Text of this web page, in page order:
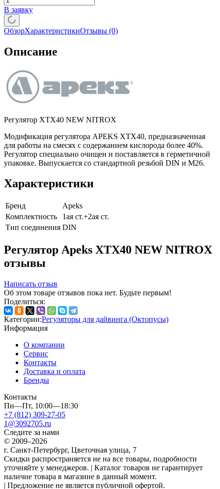
В заявку
ОбзорХарактеристикиОтзывы (0)
Описание
Регулятор XTX40 NEW NITROX
Модификация регулятора APEKS XTX40, предназначенная
для работы на смесях с содержанием кислорода более 40%.
Регулятор специально очищен и поставляется в герметичной
упаковке. Выпускается со стандартной резьбой DIN и М26.
Характеристики
Бренд
Apeks
Комплектность
1ая ст.+2ая ст.
Тип соединения DIN
Регулятор Apeks XTX40 NEW NITROX
отзывы
Написать отзыв
Об этом товаре отзывов пока нет. Будьте первым!
Поделиться:
Категории:Регуляторы для дайвинга (Октопусы)
Информация
О компании
Сервис
Контакты
Доставка и оплата
Бренды
Контакты
Пн—Пт, 10:00—18:30
+7 (812) 309-27-05
1@3092705.ru
Следите за нами
© 2009–2026
г. Санкт-Петербург, Цветочная улица, 7
Скидки распространяется не на все товары, подробности
уточняйте у менеджеров. | Каталог товаров не гарантирует
наличие товара в магазине в данный момент.
| Предложение не является публичной офертой.